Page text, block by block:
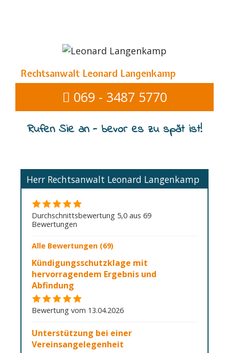
Rechtsanwalt Leonard Langenkamp
069 - 3487 5770
Rufen Sie an - bevor es zu spät ist!
Herr Rechtsanwalt Leonard Langenkamp
Durchschnittsbewertung 5,0 aus 69
Bewertungen
Alle Bewertungen (69)
Kündigungsschutzklage mit
hervorragendem Ergebnis und
Abfindung
Bewertung vom 13.04.2026
Unterstützung bei einer
Vereinsangelegenheit